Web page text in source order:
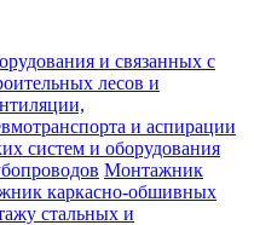
и связанных с
лесов и
и аспирации
систем и оборудования
Монтажник
каркасно-обшивных
стальных и